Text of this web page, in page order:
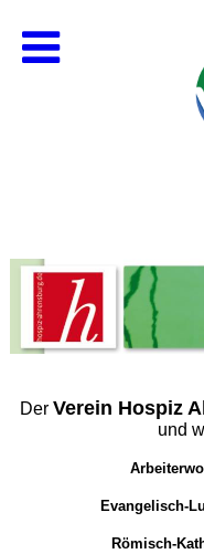
DerVerein Hospiz
und
Evangelisch-
Römisch-